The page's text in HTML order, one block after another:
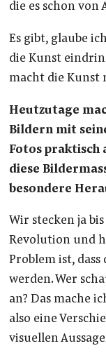
die es schon von
Es gibt, glaube
die Kunst
macht die Kunst
Heutzutage
Bildern mit
Fotos praktisch
diese
besondere
Wir stecken ja
Revolution und
Problem ist, dass
werden. Wer
an? Das mache
also eine
visuellen